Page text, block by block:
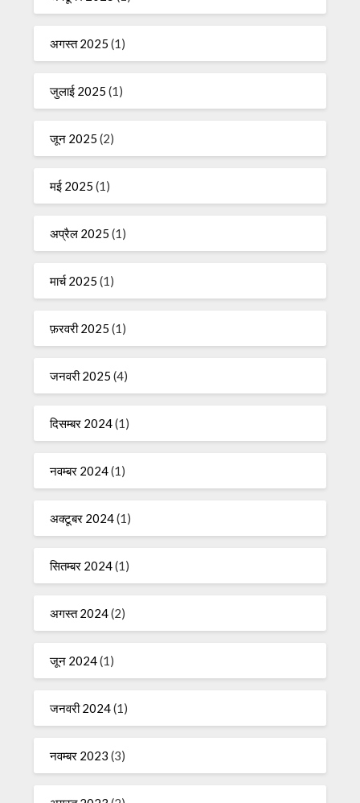
अगस्त 2025 (1)
जुलाई 2025 (1)
जून 2025 (2)
मई 2025 (1)
अप्रैल 2025 (1)
मार्च 2025 (1)
फ़रवरी 2025 (1)
जनवरी 2025 (4)
दिसम्बर 2024(1)
नवम्बर 2024(1)
अक्टूबर 2024(1)
सितम्बर 2024(1)
अगस्त 2024(2)
जून 2024(1)
जनवरी 2024(1)
नवम्बर 2023 (3)